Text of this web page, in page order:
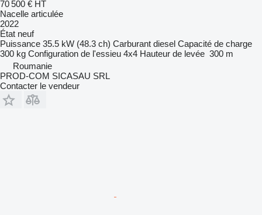
70 500 € HT
Nacelle articulée
2022
État neuf
Puissance 35.5 kW (48.3 ch) Carburant diesel Capacité de charge
300 kg Configuration de l'essieu 4x4 Hauteur de levée 300 m
Roumanie
PROD-COM SICASAU SRL
Contacter le vendeur